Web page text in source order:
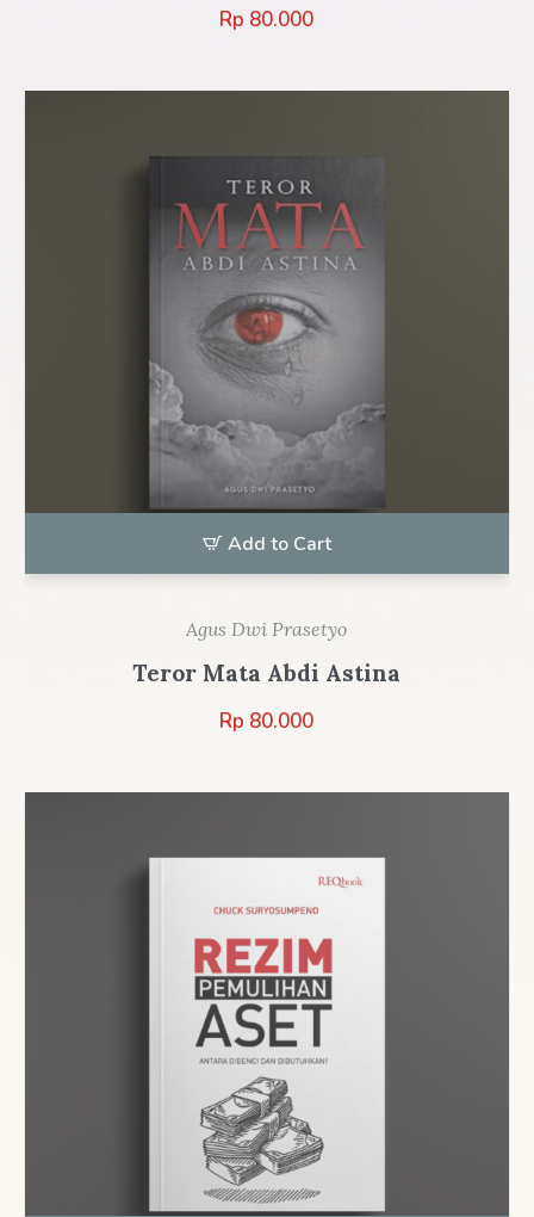
Rp 80.000
Add to Cart
Agus Dwi Prasetyo
Teror Mata Abdi Astina
Rp 80.000